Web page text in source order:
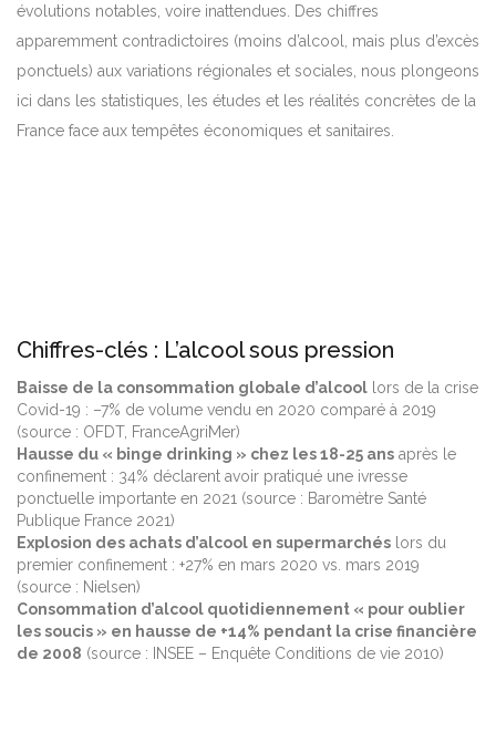
évolutions notables, voire inattendues. Des chiffres
apparemment contradictoires (moins d’alcool, mais plus d’excès
ponctuels) aux variations régionales et sociales, nous plongeons
ici dans les statistiques, les études et les réalités concrètes de la
France face aux tempêtes économiques et sanitaires.
Chiffres-clés : L’alcool sous pression
Baisse de la consommation globale d’alcool lors de la crise
Covid-19 : –7% de volume vendu en 2020 comparé à 2019
(source : OFDT, FranceAgriMer)
Hausse du « binge drinking » chez les 18-25 ans après le
confinement : 34% déclarent avoir pratiqué une ivresse
ponctuelle importante en 2021 (source : Baromètre Santé
Publique France 2021)
Explosion des achats d’alcool en supermarchés lors du
premier confinement : +27% en mars 2020 vs. mars 2019
(source : Nielsen)
Consommation d’alcool quotidiennement « pour oublier
les soucis » en hausse de +14% pendant la crise financière
de 2008 (source : INSEE – Enquête Conditions de vie 2010)